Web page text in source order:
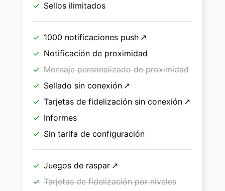
Sellos ilimitados
1000 notificaciones push
Notificación de proximidad
Mensaje personalizado de proximidad
Sellado sin conexión
Tarjetas de fidelización sin conexión
Informes
Sin tarifa de configuración
Juegos de raspar
Tarjetas de fidelización por niveles